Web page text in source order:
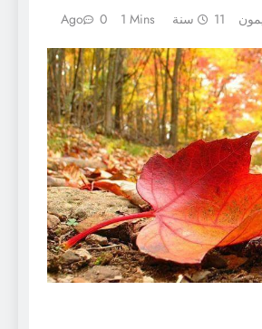
11 سنة Ago 0 1 Mins